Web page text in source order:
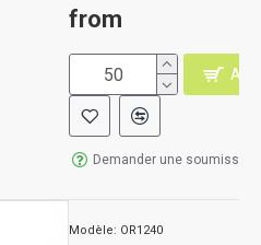
from
Demander une soumission
Modèle: OR1240